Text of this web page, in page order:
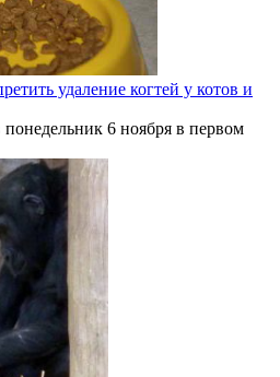
удаление когтей у котов и
понедельник 6 ноября в первом